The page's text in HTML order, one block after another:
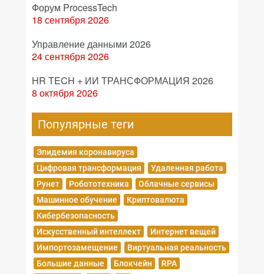
Форум ProcessTech
18 сентября 2026
Управление данными 2026
24 сентября 2026
HR TECH + ИИ ТРАНСФОРМАЦИЯ 2026
8 октября 2026
Популярные теги
Эпидемия коронавируса
Цифровая трансформация
Удаленная работа
Рунет
Робототехника
Облачные сервисы
Машинное обучение
Криптовалюта
Кибербезопасность
Искусственный интеллект
Интернет вещей
Импортозамещение
Виртуальная реальность
Большие данные
Блокчейн
RPA